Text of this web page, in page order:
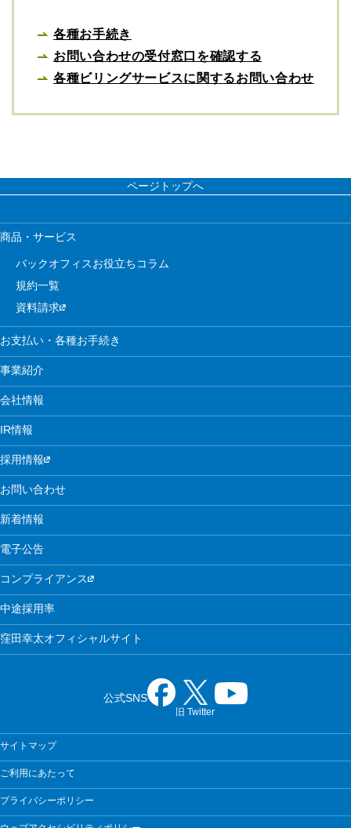
各種お手続き
お問い合わせの受付窓口を確認する
各種ビリングサービスに関するお問い合わせ
ページトップへ
商品・サービス
バックオフィスお役立ちコラム
規約一覧
資料請求
お支払い・各種お手続き
事業紹介
会社情報
IR情報
採用情報
お問い合わせ
新着情報
電子公告
コンプライアンス
中途採用率
窪田幸太オフィシャルサイト
公式SNS
旧 Twitter
サイトマップ
ご利用にあたって
プライバシーポリシー